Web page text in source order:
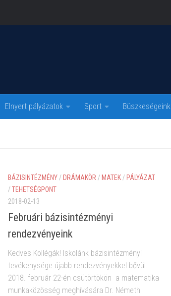
Elnyert pályázatok Sport Büszkeségeink
BÁZISINTÉZMÉNY / DRÁMAKÖR / MATEK / PÁLYÁZAT
/TEHETSÉGPONT
2018-02-13
Februári bázisintézményi
rendezvényeink
Kedves Kollégák! Iskolánk bázisintézményi
tevékenysége újabb rendezvényekkel bővül.
2018. február 22-én csütörtökön a matematika
munkaközösség meghívására Dr. Németh